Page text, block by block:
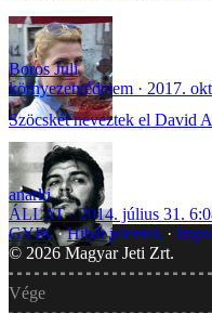
Boros Juli
környezetvédelem
2017.
Szöcskét neveztek el David
anarki
ÁLLAT
2014. július 31.
GYIK Hibát jelentek
© 2026 Magyar Jeti Zrt.
Vége